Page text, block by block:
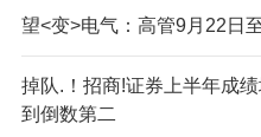
望<变>电气：高管9月22日
掉队.！招商!证券上半年成
到倒数第二